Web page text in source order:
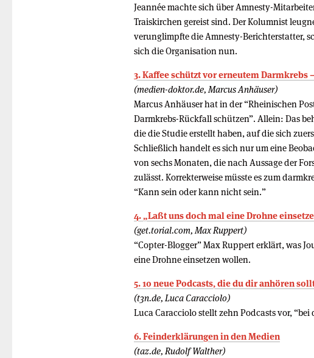
Jeannée machte sich über Amnesty-
Traiskirchen gereist sind. Der Kolumnist
verunglimpfte die Amnesty-Berichterstatter,
sich die Organisation nun.
3. Kaffee schützt vor erneutem Darmkrebs
(medien-doktor.de, Marcus Anhäuser)
Marcus Anhäuser hat in der “Rheinischen
Darmkrebs-Rückfall schützen”. Allein: Das
die die Studie erstellt haben, auf die sich
Schließlich handelt es sich nur um eine
von sechs Monaten, die nach Aussage der
zulässt. Korrekterweise müsste es zum
“Kann sein oder kann nicht sein.”
4. „Laßt uns doch mal eine Drohne
(get.torial.com, Max Ruppert)
“Copter-Blogger” Max Ruppert erklärt, was
eine Drohne einsetzen wollen.
5. 10 neue Podcasts, die du dir anhören
(t3n.de, Luca Caracciolo)
Luca Caracciolo stellt zehn Podcasts vor,
6. Feinderklärungen in den Medien
(taz.de, Rudolf Walther)